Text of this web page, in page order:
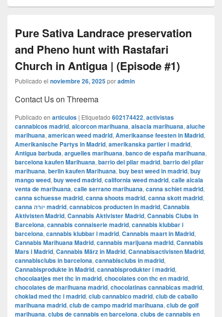
Pure Sativa Landrace preservation
and Pheno hunt with Rastafari
Church in Antigua | (Episode #1)
Publicado el noviembre 26, 2025poradmin
Contact Us on Threema
Publicado en articulos | Etiquetado 602174422, activistas
cannabicos madrid, alcorcon marihuana, alsacia marihuana, aluche
marihuana, american weed madrid, Amerikaanse feesten in Madrid,
Amerikanische Partys in Madrid, amerikanska partier i madrid,
Antigua barbuda, arguelles marihuana, banco de españa marihuana,
barcelona kaufen Marihuana, barrio del pilar madrid, barrio del pilar
marihuana, berlin kaufen Marihuana, buy best weed in madrid, buy
mango weed, buy weed madrid, california weed madrid, calle alcala
venta de marihuana, calle serrano marihuana, canna schiet madrid,
canna schuesse madrid, canna shoots madrid, canna skott madrid,
canna יורה madrid, cannabicos producten in madrid, Cannabis
Aktivisten Madrid, Cannabis Aktivister Madrid, Cannabis Clubs in
Barcelona, cannabis connaiserie madrid, cannabis klubbar i
barcelona, cannabis klubbar i madrid, Cannabis maart in Madrid,
Cannabis Marihuana Madrid, cannabis marijuana madrid, Cannabis
Mars i Madrid, Cannabis März in Madrid, Cannabisactivisten Madrid,
cannabisclubs in barcelona, cannabisclubs in madrid,
Cannabisprodukte in Madrid, cannabisprodukter i madrid,
chocolaatjes met thc in madrid, chocolates con thc en madrid,
chocolates de marihuana madrid, chocolatinas cannabicas madrid,
choklad med thc i madrid, club cannabico madrid, club de caballo
marihuana madrid, club de campo madrid marihuana, club de golf
marihuana, clubs de cannabis en barcelona, clubs de cannabis en